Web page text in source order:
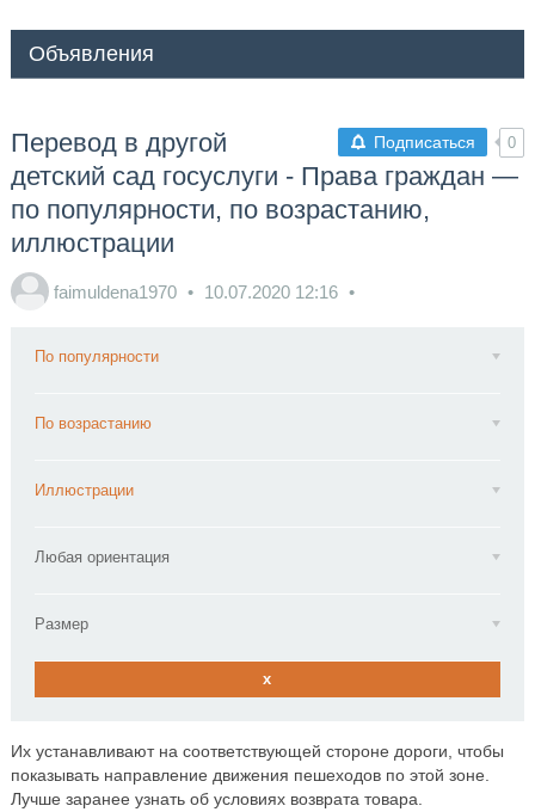
Объявления
Подписаться 0
Перевод в другой
детский сад госуслуги - Права граждан —
по популярности, по возрастанию,
иллюстрации
faimuldena1970 10.07.2020 12:16
По популярности
По возрастанию
Иллюстрации
Любая ориентация
Размер
x
Их устанавливают на соответствующей стороне дороги, чтобы
показывать направление движения пешеходов по этой зоне.
Лучше заранее узнать об условиях возврата товара.